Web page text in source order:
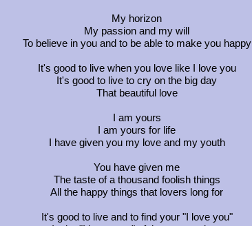
My horizon
My passion and my will
To believe in you and to be able to make you happy
It's good to live when you love like I love you
It's good to live to cry on the big day
That beautiful love
I am yours
I am yours for life
I have given you my love and my youth
You have given me
The taste of a thousand foolish things
All the happy things that lovers long for
It's good to live and to find your "I love you"